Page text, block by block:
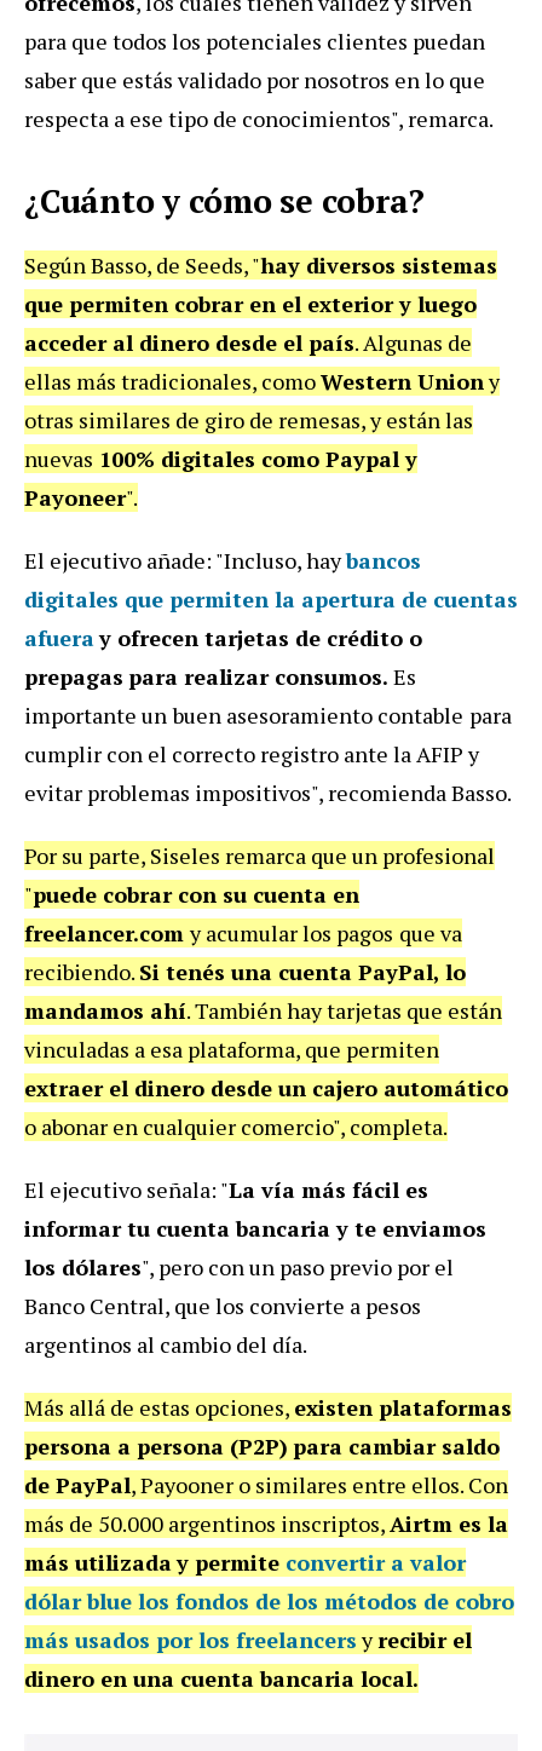
para que todos los potenciales clientes puedan
saber que estás validado por nosotros en lo que
respecta a ese tipo de conocimientos", remarca.
¿Cuánto y cómo se cobra?
Según Basso, de Seeds, "hay diversos sistemas
que permiten cobrar en el exterior y luego
acceder al dinero desde el país. Algunas de
ellas más tradicionales, comoWestern Uniony
otras similares de giro de remesas, y están las
nuevas 100% digitales como Paypal y
Payoneer".
El ejecutivo añade: "Incluso, haybancos
digitales que permiten la apertura de cuentas
afueray ofrecen tarjetas de crédito o
prepagas para realizar consumos. Es
importante un buen asesoramiento contable para
cumplir con el correcto registro ante la AFIP y
evitar problemas impositivos", recomienda Basso.
Por su parte, Siseles remarca que un profesional
"puede cobrar con su cuenta en
freelancer.comy acumular los pagos que va
recibiendo. Si tenés una cuenta PayPal, lo
mandamos ahí. También hay tarjetas que están
vinculadas a esa plataforma, que permiten
extraer el dinero desde un cajero automático
o abonar en cualquier comercio", completa.
El ejecutivo señala: "La vía más fácil es
informar tu cuenta bancaria y te enviamos
los dólares", pero con un paso previo por el
Banco Central, que los convierte a pesos
argentinos al cambio del día.
Más allá de estas opciones, existen plataformas
persona a persona (P2P) para cambiar saldo
de PayPal, Payooner o similares entre ellos. Con
más de 50.000 argentinos inscriptos,Airtm es la
más utilizaday permite convertir a valor
dólar blue los fondos de los métodos de cobro
más usados por los freelancersyrecibir el
dinero en una cuenta bancaria local.